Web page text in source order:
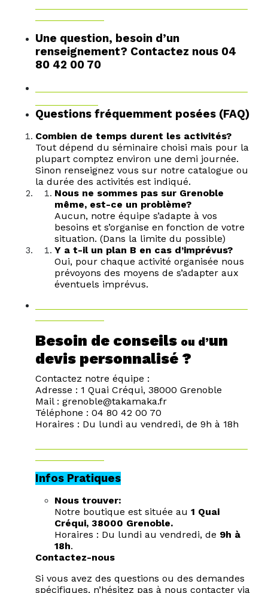
Une question, besoin d’un
renseignement? Contactez nous 04
80 42 00 70
Questions fréquemment posées (FAQ)
Combien de temps durent les activités?
Tout dépend du séminaire choisi mais pour la
plupart comptez environ une demi journée.
Sinon renseignez vous sur notre catalogue ou
la durée des activités est indiqué.
Nous ne sommes pas sur Grenoble
même, est-ce un problème?
Aucun, notre équipe s’adapte à vos
besoins et s’organise en fonction de votre
situation. (Dans la limite du possible)
Y a t-il un plan B en cas d’imprévus?
Oui, pour chaque activité organisée nous
prévoyons des moyens de s’adapter aux
éventuels imprévus.
Besoin de conseils ou d’un
devis personnalisé ?
Contactez notre équipe :
Adresse : 1 Quai Créqui, 38000 Grenoble
Mail : grenoble@takamaka.fr
Téléphone : 04 80 42 00 70
Horaires : Du lundi au vendredi, de 9h à 18h
Infos Pratiques
Nous trouver:
Notre boutique est située au 1 Quai
Créqui, 38000 Grenoble.
Horaires : Du lundi au vendredi, de 9h à
18h.
Contactez-nous
Si vous avez des questions ou des demandes
spécifiques, n’hésitez pas à nous contacter via